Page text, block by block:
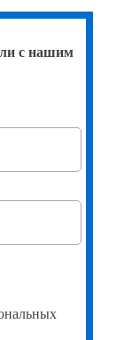
с нашим